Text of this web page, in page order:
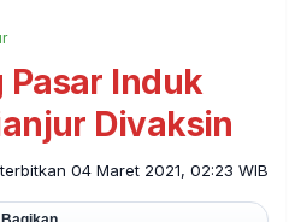
Pasar Induk
Divaksin
04 Maret 2021, 02:23 WIB